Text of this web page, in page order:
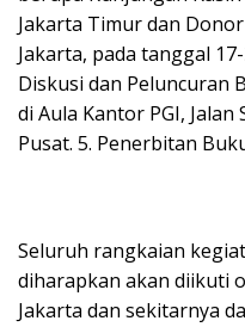
Jakarta Timur dan
Jakarta, pada tanggal
Diskusi dan Peluncuran
di Aula Kantor PGI, Jalan
Pusat. 5. Penerbitan
Seluruh rangkaian
diharapkan akan diikuti
Jakarta dan sekitarnya